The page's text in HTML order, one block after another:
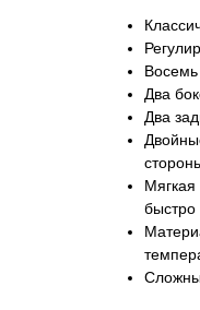
Два
Два
Мягкая
быстро